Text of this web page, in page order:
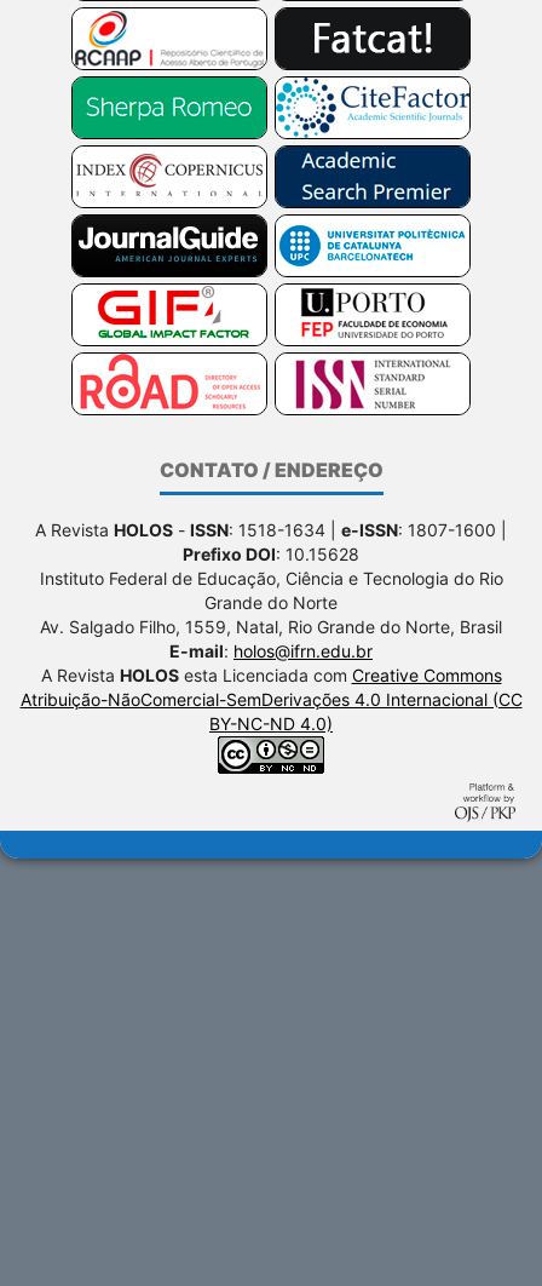
CONTATO / ENDEREÇO
A Revista HOLOS - ISSN: 1518-1634 | e-ISSN: 1807-1600 |
Prefixo DOI: 10.15628
Instituto Federal de Educação, Ciência e Tecnologia do Rio
Grande do Norte
Av. Salgado Filho, 1559, Natal, Rio Grande do Norte, Brasil
E-mail: holos@ifrn.edu.br
A Revista HOLOSesta Licenciada com Creative Commons
Atribuição-NãoComercial-SemDerivações 4.0 Internacional (CC
BY-NC-ND 4.0)